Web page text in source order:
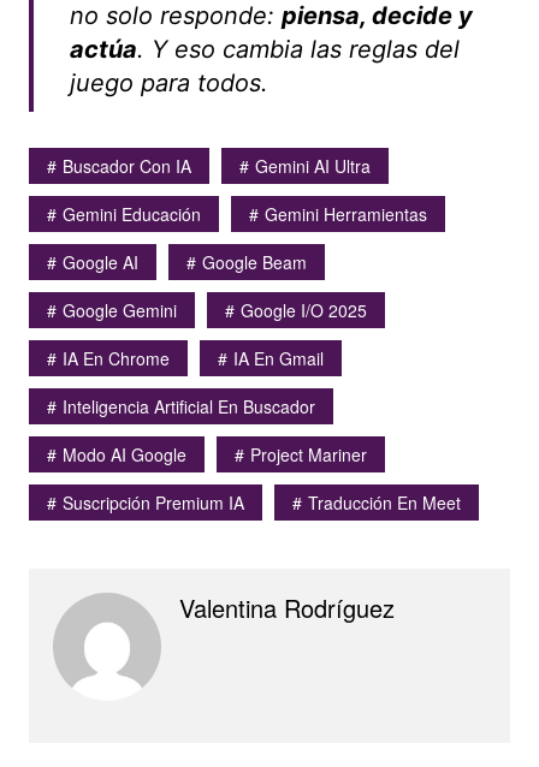
no solo responde: piensa, decide y
actúa. Y eso cambia las reglas del
juego para todos.
Buscador Con IA
Gemini AI Ultra
Gemini Educación
Gemini Herramientas
Google AI
Google Beam
Google Gemini
Google I/O 2025
IA En Chrome
IA En Gmail
Inteligencia Artificial En Buscador
Modo AI Google
Project Mariner
Suscripción Premium IA
Traducción En Meet
Valentina Rodríguez